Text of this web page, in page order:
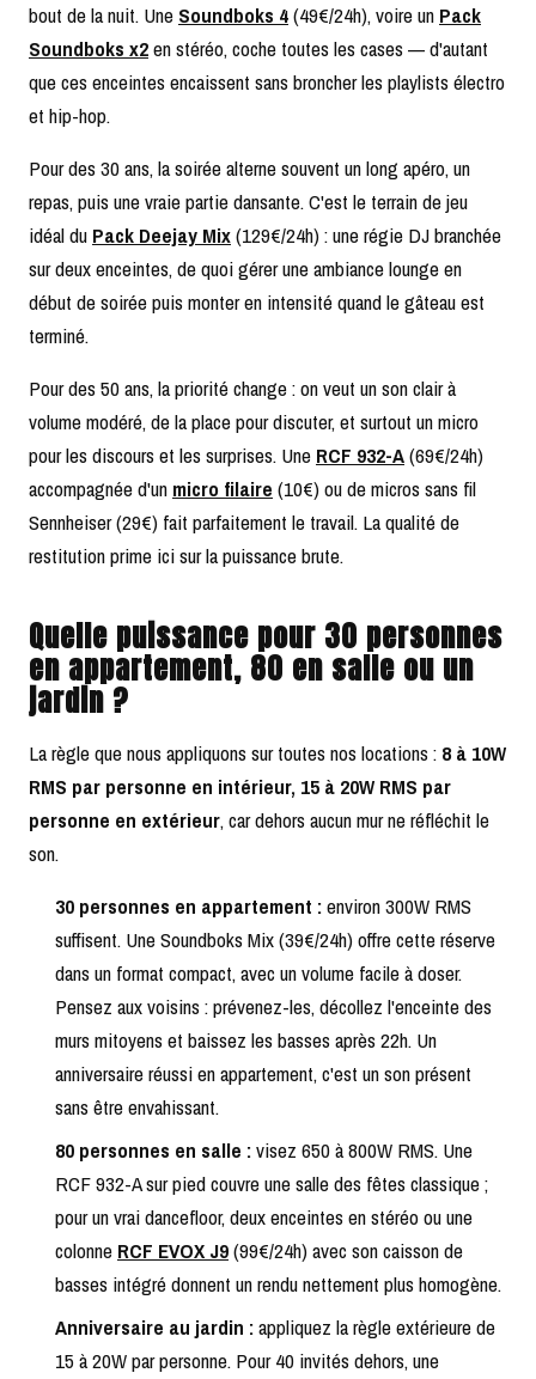
bout de la nuit. Une Soundboks 4(49€/24h), voire un Pack
Soundboks x2en stéréo, coche toutes les cases — d'autant
que ces enceintes encaissent sans broncher les playlists électro
et hip-hop.
Pour des 30 ans, la soirée alterne souvent un long apéro, un
repas, puis une vraie partie dansante. C'est le terrain de jeu
idéal du Pack Deejay Mix(129€/24h) : une régie DJ branchée
sur deux enceintes, de quoi gérer une ambiance lounge en
début de soirée puis monter en intensité quand le gâteau est
terminé.
Pour des 50 ans, la priorité change : on veut un son clair à
volume modéré, de la place pour discuter, et surtout un micro
pour les discours et les surprises. Une RCF 932-A(69€/24h)
accompagnée d'un micro filaire (10€) ou de micros sans fil
Sennheiser (29€) fait parfaitement le travail. La qualité de
restitution prime ici sur la puissance brute.
Quelle puissance pour 30 personnes
en appartement, 80 en salle ou un
jardin ?
La règle que nous appliquons sur toutes nos locations : 8 à 10W
RMS par personne en intérieur, 15 à 20W RMS par
personne en extérieur, car dehors aucun mur ne réfléchit le
son.
30 personnes en appartement :environ 300W RMS
suffisent. Une Soundboks Mix (39€/24h) offre cette réserve
dans un format compact, avec un volume facile à doser.
Pensez aux voisins : prévenez-les, décollez l'enceinte des
murs mitoyens et baissez les basses après 22h. Un
anniversaire réussi en appartement, c'est un son présent
sans être envahissant.
80 personnes en salle :visez 650 à 800W RMS. Une
RCF 932-A sur pied couvre une salle des fêtes classique ;
pour un vrai dancefloor, deux enceintes en stéréo ou une
colonne RCF EVOX J9(99€/24h) avec son caisson de
basses intégré donnent un rendu nettement plus homogène.
Anniversaire au jardin :appliquez la règle extérieure de
15 à 20W par personne. Pour 40 invités dehors, une